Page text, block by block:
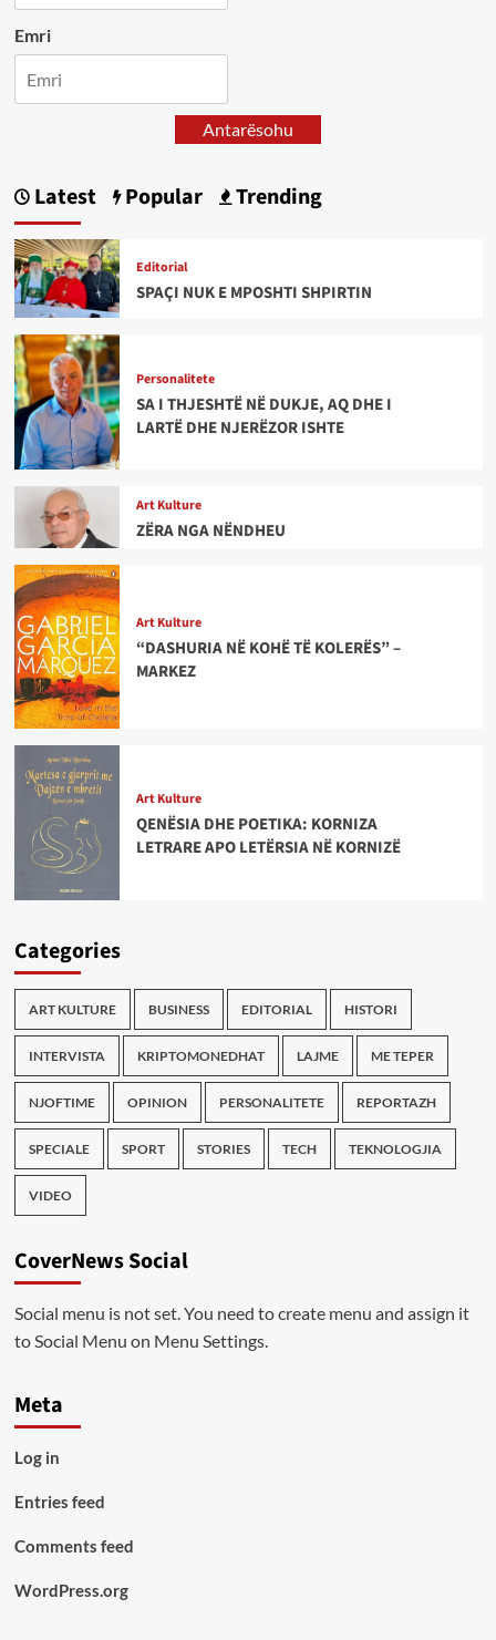
Emri
Antarësohu
Latest Popular Trending
Editorial
SPAÇI NUK E MPOSHTI SHPIRTIN
Personalitete
SA I THJESHTË NË DUKJE, AQ DHE I
LARTË DHE NJERËZOR ISHTE
Art Kulture
ZËRA NGA NËNDHEU
Art Kulture
“DASHURIA NË KOHË TË KOLERËS” –
MARKEZ
Art Kulture
QENËSIA DHE POETIKA: KORNIZA
LETRARE APO LETËRSIA NË KORNIZË
Categories
ART KULTURE BUSINESS EDITORIAL HISTORI
INTERVISTA KRIPTOMONEDHAT LAJME ME TEPER
NJOFTIME OPINION PERSONALITETE REPORTAZH
SPECIALE SPORT STORIES TECH TEKNOLOGJIA
VIDEO
CoverNews Social
Social menu is not set. You need to create menu and assign it
to Social Menu on Menu Settings.
Meta
Log in
Entries feed
Comments feed
WordPress.org